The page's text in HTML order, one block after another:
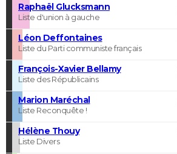
Raphaël Glucksmann
Liste d'union à gauche
Léon Deffontaines
Liste du Parti communiste français
François-Xavier Bellamy
Liste des Républicains
Marion Maréchal
Liste Reconquête !
Hélène Thouy
Liste Divers